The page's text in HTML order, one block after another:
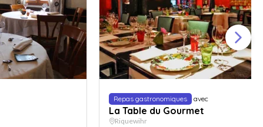
Repas gastronomiques avec
La Table du Gourmet
Riquewihr